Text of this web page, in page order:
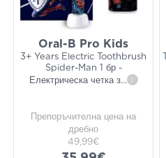
​​​​​​​Oral-B Pro Kids
3+ Years Electric Toothbrush
Spider-Man 1 бр -
Електрическа четка з... i
Препоръчителна цена на
дребно
49,99€